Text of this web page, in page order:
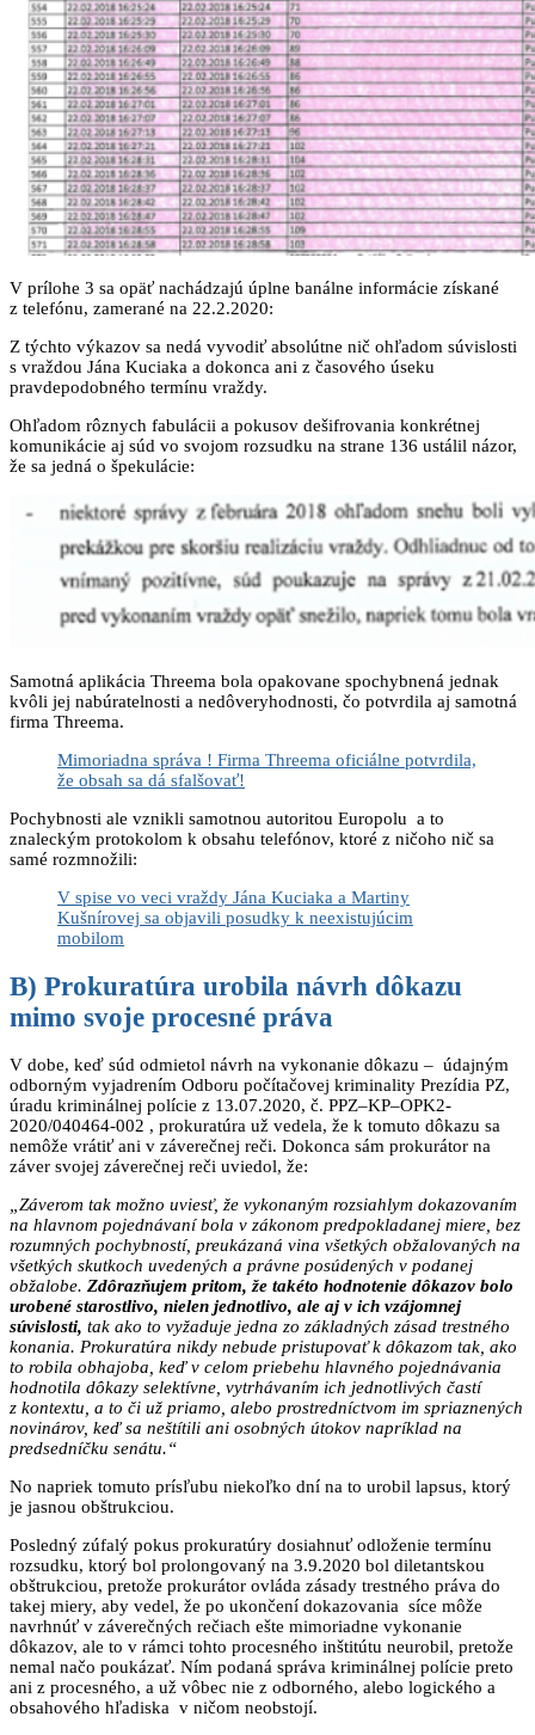
V prílohe 3 sa opäť nachádzajú úplne banálne informácie získané
z telefónu, zamerané na 22.2.2020:
Z týchto výkazov sa nedá vyvodiť absolútne nič ohľadom súvislosti
s vraždou Jána Kuciaka a dokonca ani z časového úseku
pravdepodobného termínu vraždy.
Ohľadom rôznych fabulácii a pokusov dešifrovania konkrétnej
komunikácie aj súd vo svojom rozsudku na strane 136 ustálil názor,
že sa jedná o špekulácie:
Samotná aplikácia Threema bola opakovane spochybnená jednak
kvôli jej nabúratelnosti a nedôveryhodnosti, čo potvrdila aj samotná
firma Threema.
Mimoriadna správa ! Firma Threema oficiálne potvrdila,
že obsah sa dá sfalšovať!
Pochybnosti ale vznikli samotnou autoritou Europolu a to
znaleckým protokolom k obsahu telefónov, ktoré z ničoho nič sa
samé rozmnožili:
V spise vo veci vraždy Jána Kuciaka a Martiny
Kušnírovej sa objavili posudky k neexistujúcim
mobilom
B) Prokuratúra urobila návrh dôkazu
mimo svoje procesné práva
V dobe, keď súd odmietol návrh na vykonanie dôkazu – údajným
odborným vyjadrením Odboru počítačovej kriminality Prezídia PZ,
úradu kriminálnej polície z 13.07.2020, č. PPZ–KP–OPK2-
2020/040464-002 , prokuratúra už vedela, že k tomuto dôkazu sa
nemôže vrátiť ani v záverečnej reči. Dokonca sám prokurátor na
záver svojej záverečnej reči uviedol, že:
„Záverom tak možno uviesť, že vykonaným rozsiahlym dokazovaním
na hlavnom pojednávaní bola v zákonom predpokladanej miere, bez
rozumných pochybností, preukázaná vina všetkých obžalovaných na
všetkých skutkoch uvedených a právne posúdených v podanej
obžalobe. Zdôrazňujem pritom, že takéto hodnotenie dôkazov bolo
urobené starostlivo, nielen jednotlivo, ale aj v ich vzájomnej
súvislosti, tak ako to vyžaduje jedna zo základných zásad trestného
konania. Prokuratúra nikdy nebude pristupovať k dôkazom tak, ako
to robila obhajoba, keď v celom priebehu hlavného pojednávania
hodnotila dôkazy selektívne, vytrhávaním ich jednotlivých častí
z kontextu, a to či už priamo, alebo prostredníctvom im spriaznených
novinárov, keď sa neštítili ani osobných útokov napríklad na
predsedníčku senátu.“
No napriek tomuto prísľubu niekoľko dní na to urobil lapsus, ktorý
je jasnou obštrukciou.
Posledný zúfalý pokus prokuratúry dosiahnuť odloženie termínu
rozsudku, ktorý bol prolongovaný na 3.9.2020 bol diletantskou
obštrukciou, pretože prokurátor ovláda zásady trestného práva do
takej miery, aby vedel, že po ukončení dokazovania síce môže
navrhnúť v záverečných rečiach ešte mimoriadne vykonanie
dôkazov, ale to v rámci tohto procesného inštitútu neurobil, pretože
nemal načo poukázať. Ním podaná správa kriminálnej polície preto
ani z procesného, a už vôbec nie z odborného, alebo logického a
obsahového hľadiska v ničom neobstojí.